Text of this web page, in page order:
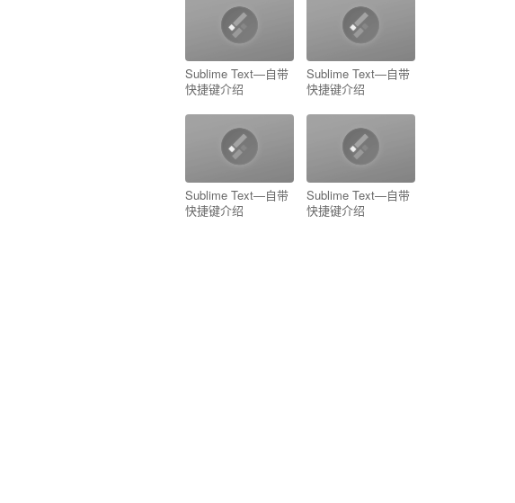
Sublime Text—自带
快捷键介绍
Sublime Text—自带
快捷键介绍
Sublime Text—自带
快捷键介绍
Sublime Text—自带
快捷键介绍